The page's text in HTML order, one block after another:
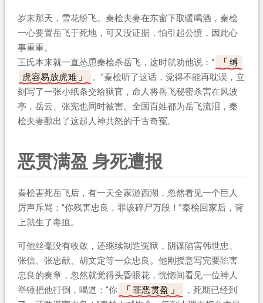
岁末那天，雪花纷飞。秦桧夫妻在东窗下取暖喝酒，秦桧
一心要置岳飞于死地，可又没证据，怕引起公愤，因此心
事重重。
王氏本来就一直怂恿秦桧杀岳飞，这时就劝他说：“
缚
虎容易放虎难
。”秦桧听了这话，觉得不能再耽误，立
刻写了一张小纸条交给狱官，命人将岳飞秘密杀害在风波
亭，岳云、张宪也同时被害。全国百姓都为岳飞流泪，秦
桧夫妻酿出了这起人神共怒的千古奇冤。
恶贯满盈 身死遭报
秦桧害死岳飞后，有一天全家游西湖，忽然看见一个巨人
厉声斥骂：“你残害忠良，罪该碎尸万段！”秦桧回家后，背
上就生了毒疽。
可他丝毫没有收敛，还继续制造冤狱，阴谋陷害韩世忠、
张信、张忠献、胡文定等一众忠良。他刚授意写完要陷害
忠良的奏章，忽然就觉得头昏眼花，恍惚间看见一位神人
举锤把他打倒，喝道：“你
罪恶贯盈
，死期已经到